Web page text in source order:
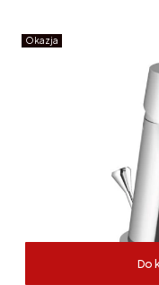
Okazja
Do